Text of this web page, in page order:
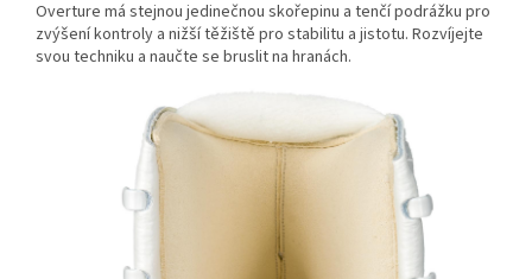
Overture má stejnou jedinečnou skořepinu a tenčí podrážku pro
zvýšení kontroly a nižší těžiště pro stabilitu a jistotu. Rozvíjejte
svou techniku a naučte se bruslit na hranách.